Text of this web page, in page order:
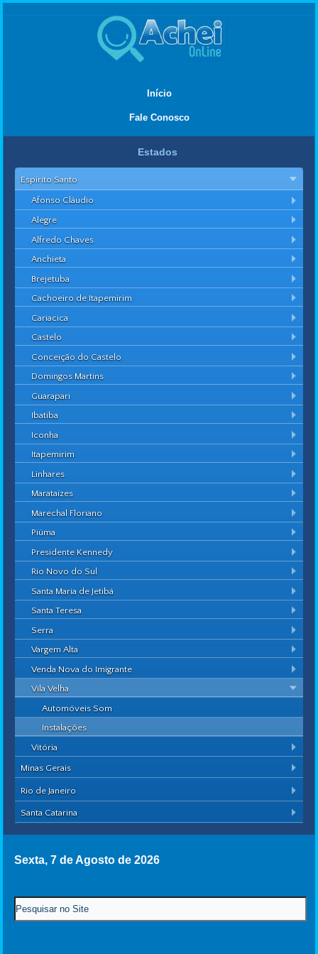
Início
Fale Conosco
Estados
Espírito Santo
Afonso Cláudio
Alegre
Alfredo Chaves
Anchieta
Brejetuba
Cachoeiro de Itapemirim
Cariacica
Castelo
Conceição do Castelo
Domingos Martins
Guarapari
Ibatiba
Iconha
Itapemirim
Linhares
Marataízes
Marechal Floriano
Piúma
Presidente Kennedy
Rio Novo do Sul
Santa Maria de Jetibá
Santa Teresa
Serra
Vargem Alta
Venda Nova do Imigrante
Vila Velha
Automóveis Som
Instalações
Vitória
Minas Gerais
Rio de Janeiro
Santa Catarina
Sexta, 7 de Agosto de 2026